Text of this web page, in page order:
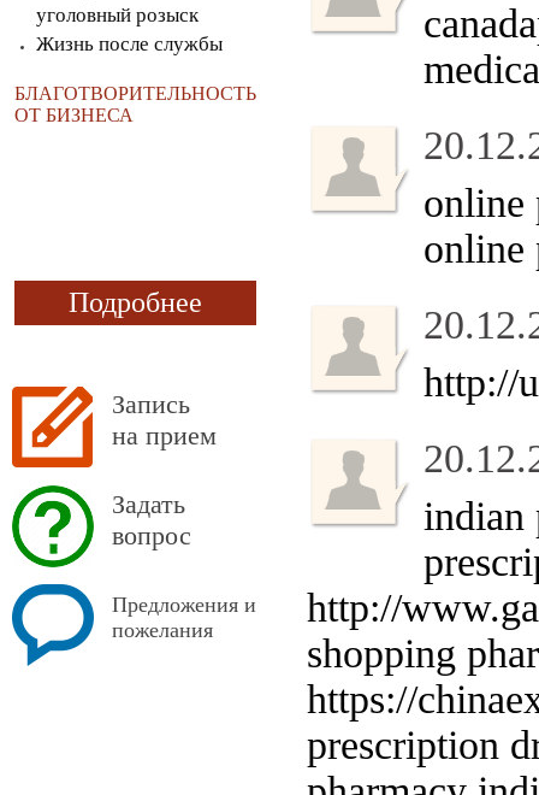
уголовный розыск
Жизнь после службы
БЛАГОТВОРИТЕЛЬНОСТЬ
ОТ БИЗНЕСА
Подробнее
Запись
на прием
Задать
вопрос
Предложения и
пожелания
online
online
http://
indian
http://
shopping
https://
prescription